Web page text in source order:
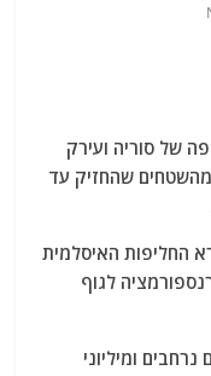
של סוריה ועירק
איבד יותר מ-70 אחוז מהשטחים שהחזיק עד
החליפות האיסלמית
לגוף
ומיליוני